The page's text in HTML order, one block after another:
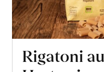
Rigatoni